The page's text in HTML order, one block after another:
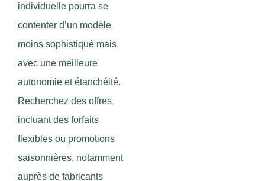
individuelle pourra se
contenter d’un modèle
moins sophistiqué mais
avec une meilleure
autonomie et étanchéité.
Recherchez des offres
incluant des forfaits
flexibles ou promotions
saisonnières, notamment
auprès de fabricants